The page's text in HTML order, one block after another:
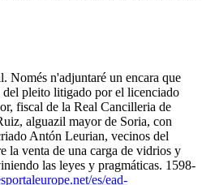
Només n'adjuntaré un encara que
pleito litigado por el licenciado
fiscal de la Real Cancilleria de
alguazil mayor de Soria, con
Antón Leurian, vecinos del
la venta de una carga de vidrios y
las leyes y pragmáticas. 1598-
es/ead-